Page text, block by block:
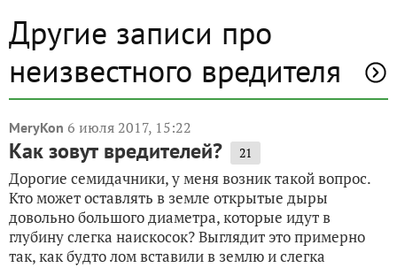
Другие записи про
неизвестного вредителя
MeryKon 6 июля 2017, 15:22
Как зовут вредителей? 21
Дорогие семидачники, у меня возник такой вопрос.
Кто может оставлять в земле открытые дыры
довольно большого диаметра, которые идут в
глубину слегка наискосок? Выглядит это примерно
так, как будто лом вставили в землю и слегка